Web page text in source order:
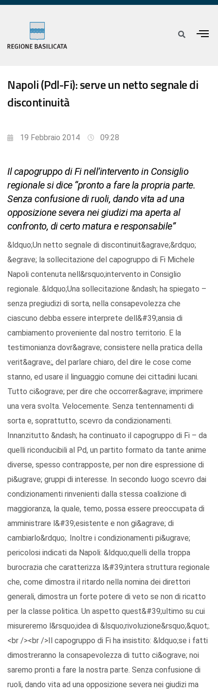
Napoli (Pdl-Fi): serve un netto segnale di
discontinuità
19 Febbraio 2014 09:28
Il capogruppo di Fi nell’intervento in Consiglio
regionale si dice “pronto a fare la propria parte.
Senza confusione di ruoli, dando vita ad una
opposizione severa nei giudizi ma aperta al
confronto, di certo matura e responsabile”
&ldquo;Un netto segnale di discontinuit&agrave;&rdquo;
&egrave; la sollecitazione del capogruppo di Fi Michele
Napoli contenuta nell&rsquo;intervento in Consiglio
regionale. &ldquo;Una sollecitazione &ndash; ha spiegato –
senza pregiudizi di sorta, nella consapevolezza che
ciascuno debba essere interprete dell&#39;ansia di
cambiamento proveniente dal nostro territorio. E la
testimonianza dovr&agrave; consistere nella pratica della
verit&agrave;, del parlare chiaro, del dire le cose come
stanno, ed usare il linguaggio comune dei cittadini lucani.
Tutto ci&ograve; per dire che occorrer&agrave; imprimere
una vera svolta. Velocemente. Senza tentennamenti di
sorta e, soprattutto, scevro da condizionamenti.
Innanzitutto &ndash; ha continuato il capogruppo di Fi – da
quelli riconducibili al Pd, un partito formato da tante anime
diverse, spesso contrapposte, per non dire espressione di
pi&ugrave; gruppi di interesse. In secondo luogo scevro dai
condizionamenti rinvenienti dalla stessa coalizione di
maggioranza, la quale, temo, possa essere preoccupata di
amministrare l&#39;esistente e non gi&agrave; di
cambiarlo&rdquo;. Inoltre i condizionamenti pi&ugrave;
pericolosi indicati da Napoli: &ldquo;quelli della troppa
burocrazia che caratterizza l&#39;intera struttura regionale
che, come dimostra il ritardo nella nomina dei direttori
generali, dimostra un forte potere di veto se non di ricatto
per la classe politica. Un aspetto quest&#39;ultimo su cui
misureremo l&rsquo;idea di &lsquo;rivoluzione&rsquo;&quot;.
<br /><br />Il capogruppo di Fi ha insistito: &ldquo;se i fatti
dimostreranno la consapevolezza di tutto ci&ograve; noi
saremo pronti a fare la nostra parte. Senza confusione di
ruoli, dando vita ad una opposizione severa nei giudizi ma